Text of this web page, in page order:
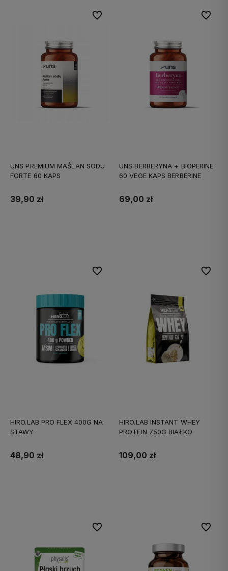
UNS PREMIUM MAŚLAN SODU
FORTE 60 KAPS
39,90 zł
Do ulubionych
UNS BERBERYNA + BIOPERINE
60 VEGE KAPS BERBERINE
69,00 zł
Do
HIRO.LAB PRO FLEX 400G NA
STAWY
48,90 zł
Do ulubionych
HIRO.LAB INSTANT WHEY
PROTEIN 750G BIAŁKO
109,00 zł
Do
Do ulubionych Do